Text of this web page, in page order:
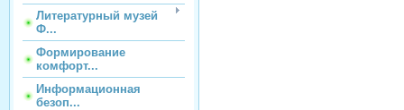
Литературный музей
Ф...
Формирование
комфорт...
Информационная
безоп...